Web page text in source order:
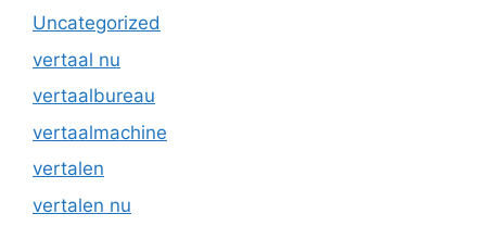
Uncategorized
vertaal nu
vertaalbureau
vertaalmachine
vertalen
vertalen nu